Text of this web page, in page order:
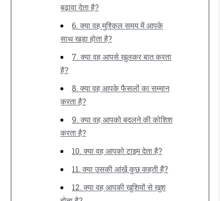
बढ़ावा देता है?
6. क्या वह मुश्किल समय में आपके
साथ खड़ा होता है?
7. क्या वह आपसे खुलकर बात करता
है?
8. क्या वह आपके फैसलों का सम्मान
करता है?
9. क्या वह आपको बदलने की कोशिश
करता है?
10. क्या वह आपको टाइम देता है?
11. क्या उसकी आंखें कुछ कहती हैं?
12. क्या वह आपकी खुशियों से खुश